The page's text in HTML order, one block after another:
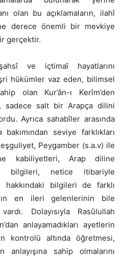
olan bu açıklamaların, ilahî
ne derece önemli bir mevkiye
gerçektir.
ve içtimaî hayatlarını
hükümler vaz eden, bilimsel
olan Kur’ân-ı Kerîm’den
sadece salt bir Arapça dilini
Ayrıca sahabîler arasında
bakımından seviye farklıkları
Peygamber (s.a.v) ile
kabiliyetleri, Arap diline
bilgileri, netice itibariyle
hakkındaki bilgileri de farklı
en ileri gelenlerinin bile
Dolayısıyla Rasûlullah
anlayamadıkları ayetlerin
kontrolü altında öğretmesi,
sahip olmalarını